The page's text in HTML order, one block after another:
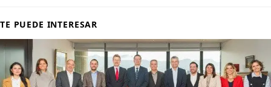
TE PUEDE INTERESAR